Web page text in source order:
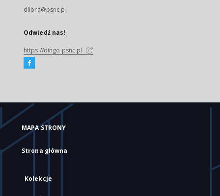
dlibra@psnc.pl
Odwiedź nas!
https://dingo.psnc.pl
MAPA STRONY
Strona główna
Kolekcje